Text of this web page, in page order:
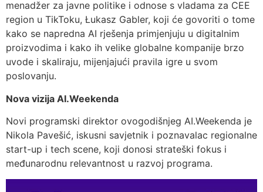
menadžer za javne politike i odnose s vladama za CEE
region u TikToku, Łukasz Gabler, koji će govoriti o tome
kako se napredna AI rješenja primjenjuju u digitalnim
proizvodima i kako ih velike globalne kompanije brzo
uvode i skaliraju, mijenjajući pravila igre u svom
poslovanju.
Nova vizija AI.Weekenda
Novi programski direktor ovogodišnjeg AI.Weekenda je
Nikola Pavešić, iskusni savjetnik i poznavalac regionalne
start-up i tech scene, koji donosi strateški fokus i
međunarodnu relevantnost u razvoj programa.